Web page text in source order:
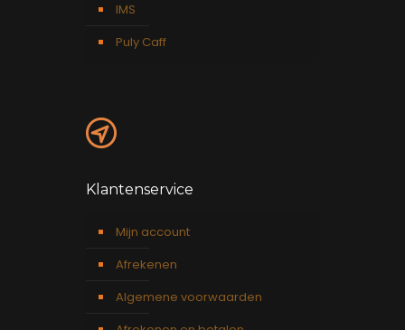
IMS
Puly Caff
Klantenservice
Mijn account
Afrekenen
Algemene voorwaarden